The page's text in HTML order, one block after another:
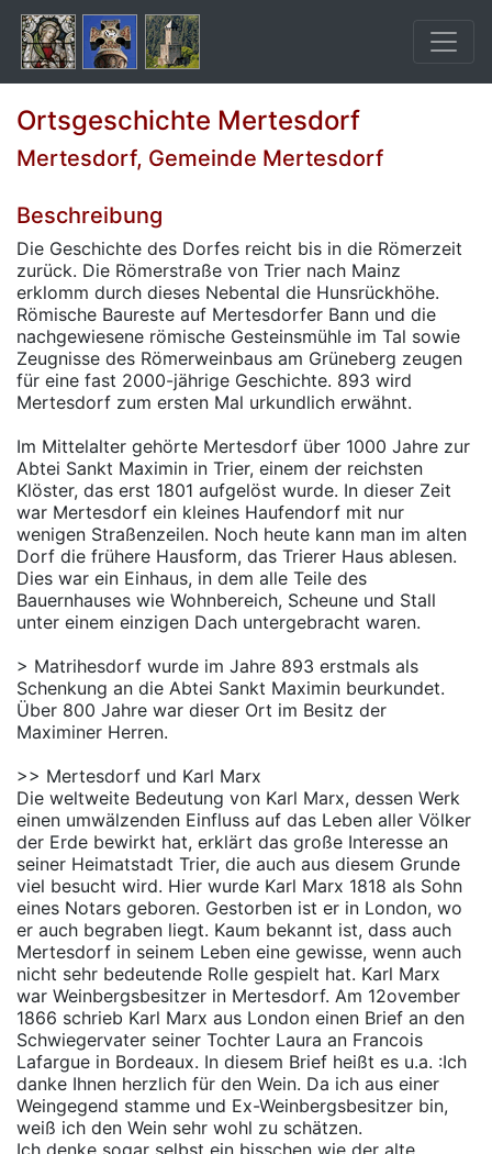
Ortsgeschichte Mertesdorf
Mertesdorf, Gemeinde Mertesdorf
Beschreibung
Die Geschichte des Dorfes reicht bis in die Römerzeit
zurück. Die Römerstraße von Trier nach Mainz
erklomm durch dieses Nebental die Hunsrückhöhe.
Römische Baureste auf Mertesdorfer Bann und die
nachgewiesene römische Gesteinsmühle im Tal sowie
Zeugnisse des Römerweinbaus am Grüneberg zeugen
für eine fast 2000-jährige Geschichte. 893 wird
Mertesdorf zum ersten Mal urkundlich erwähnt.
Im Mittelalter gehörte Mertesdorf über 1000 Jahre zur
Abtei Sankt Maximin in Trier, einem der reichsten
Klöster, das erst 1801 aufgelöst wurde. In dieser Zeit
war Mertesdorf ein kleines Haufendorf mit nur
wenigen Straßenzeilen. Noch heute kann man im alten
Dorf die frühere Hausform, das Trierer Haus ablesen.
Dies war ein Einhaus, in dem alle Teile des
Bauernhauses wie Wohnbereich, Scheune und Stall
unter einem einzigen Dach untergebracht waren.
> Matrihesdorf wurde im Jahre 893 erstmals als
Schenkung an die Abtei Sankt Maximin beurkundet.
Über 800 Jahre war dieser Ort im Besitz der
Maximiner Herren.
>> Mertesdorf und Karl Marx
Die weltweite Bedeutung von Karl Marx, dessen Werk
einen umwälzenden Einfluss auf das Leben aller Völker
der Erde bewirkt hat, erklärt das große Interesse an
seiner Heimatstadt Trier, die auch aus diesem Grunde
viel besucht wird. Hier wurde Karl Marx 1818 als Sohn
eines Notars geboren. Gestorben ist er in London, wo
er auch begraben liegt. Kaum bekannt ist, dass auch
Mertesdorf in seinem Leben eine gewisse, wenn auch
nicht sehr bedeutende Rolle gespielt hat. Karl Marx
war Weinbergsbesitzer in Mertesdorf. Am 12ovember
1866 schrieb Karl Marx aus London einen Brief an den
Schwiegervater seiner Tochter Laura an Francois
Lafargue in Bordeaux. In diesem Brief heißt es u.a. :Ich
danke Ihnen herzlich für den Wein. Da ich aus einer
Weingegend stamme und Ex-Weinbergsbesitzer bin,
weiß ich den Wein sehr wohl zu schätzen.
Ich denke sogar selbst ein bisschen wie der alte